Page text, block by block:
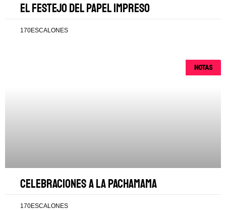
El festejo del papel impreso
170ESCALONES
NOTAS
Celebraciones a la Pachamama
170ESCALONES